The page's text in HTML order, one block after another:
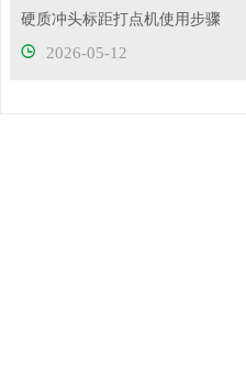
硬质冲头标距打点机使用步骤
2026-05-12